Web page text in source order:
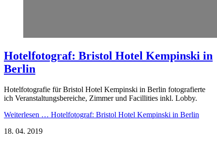
Hotelfotograf: Bristol Hotel Kempinski in
Berlin
Hotelfotografie für Bristol Hotel Kempinski in Berlin fotografierte
ich Veranstaltungsbereiche, Zimmer und Facillities inkl. Lobby.
Weiterlesen … Hotelfotograf: Bristol Hotel Kempinski in Berlin
18. 04. 2019